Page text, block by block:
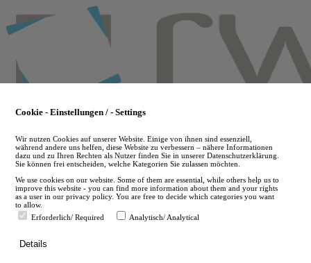
to
main
en
Cookie - Einstellungen / - Settings
Wir nutzen Cookies auf unserer Website. Einige von ihnen sind essenziell,
während andere uns helfen, diese Website zu verbessern – nähere Informationen
dazu und zu Ihren Rechten als Nutzer finden Sie in unserer Datenschutzerklärung.
Sie können frei entscheiden, welche Kategorien Sie zulassen möchten.
We use cookies on our website. Some of them are essential, while others help us to
improve this website - you can find more information about them and your rights
as a user in our privacy policy. You are free to decide which categories you want
to allow.
Erforderlich/ Required
Analytisch/ Analytical
Details